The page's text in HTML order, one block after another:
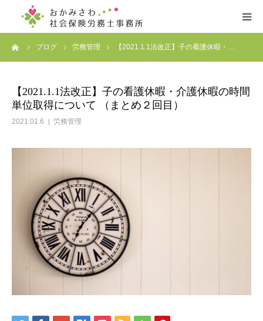
ブログ 労務管理 【2021.1.1法改正】子の看護休暇・…
【2021.1.1法改正】子の看護休暇・介護休暇の時間
単位取得について （まとめ２回目）
2021.01.6 労務管理
ホーム
サービス案内
プロフィール
お客様の声
お問い合わせ